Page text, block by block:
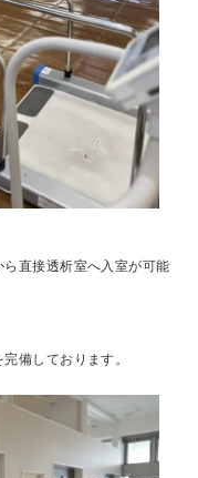
直接透析室へ入室が可能
備しております。